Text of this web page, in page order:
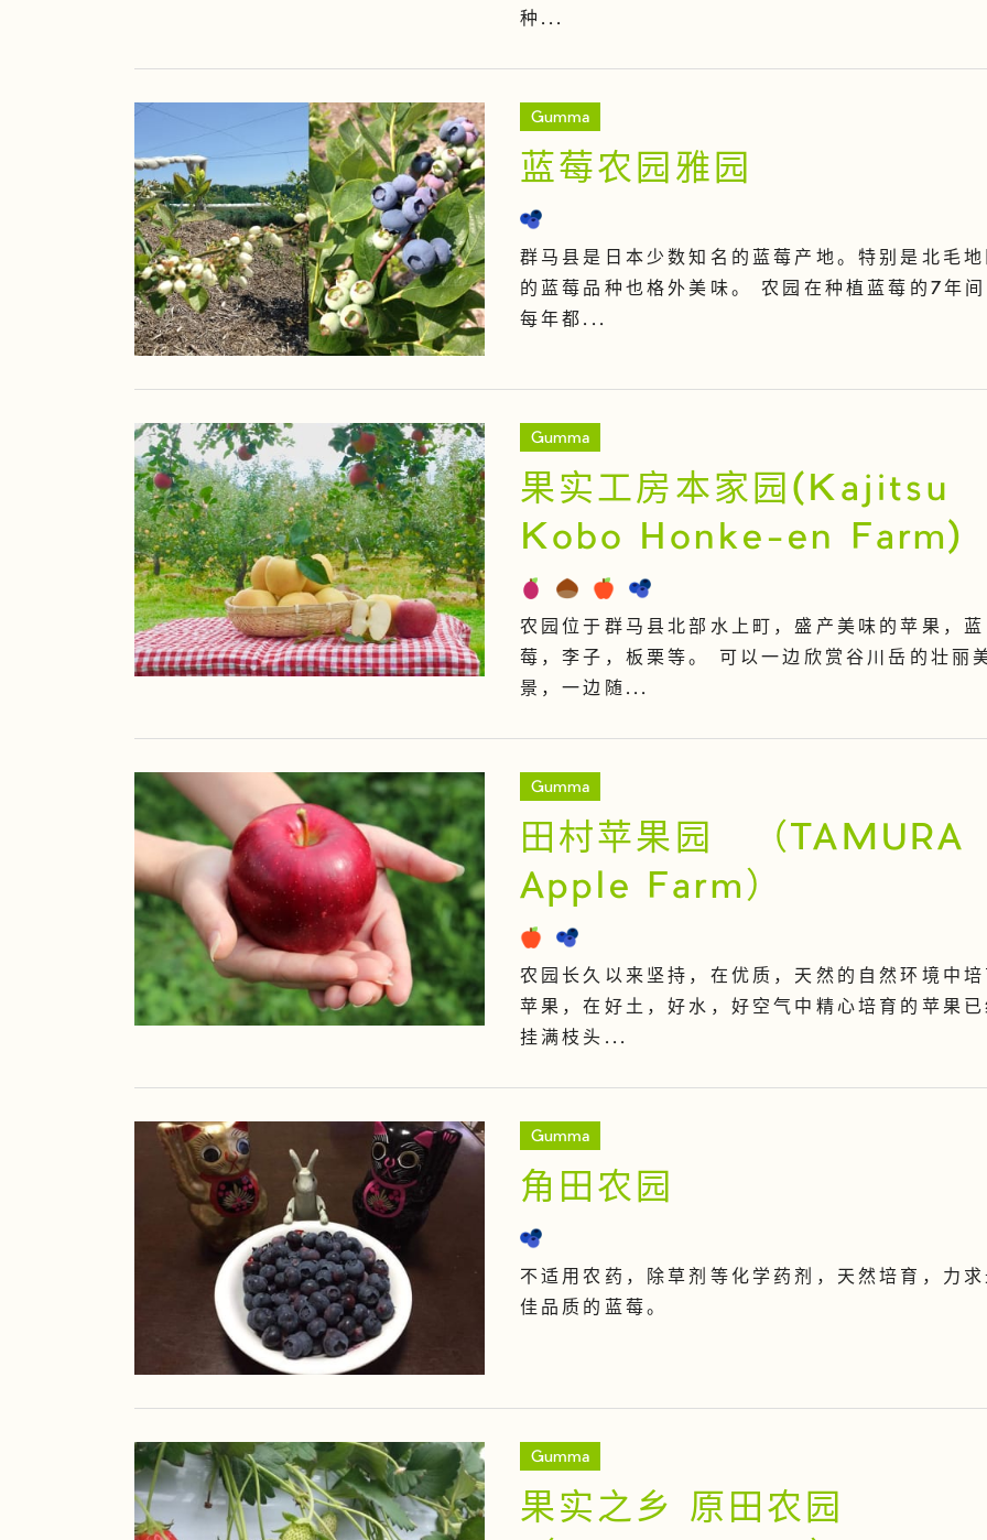
种...
Gumma
蓝莓农园雅园
群马县是日本少数知名的蓝莓产地。特别是北毛
的蓝莓品种也格外美味。 农园在种植蓝莓的7年
每年都...
Gumma
果实工房本家园(Kajitsu
Kobo Honke-en Farm)
农园位于群马县北部水上町，盛产美味的苹果，蓝
莓，李子，板栗等。 可以一边欣赏谷川岳的壮丽
景，一边随...
Gumma
田村苹果园 （TAMURA
Apple Farm）
农园长久以来坚持，在优质，天然的自然环境中
苹果，在好土，好水，好空气中精心培育的苹果
挂满枝头...
Gumma
角田农园
不适用农药，除草剂等化学药剂，天然培育，力
佳品质的蓝莓。
Gumma
果实之乡 原田农园